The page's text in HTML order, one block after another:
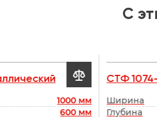
C
1000 мм
600 мм
 СТФ
Ширина
Глубина